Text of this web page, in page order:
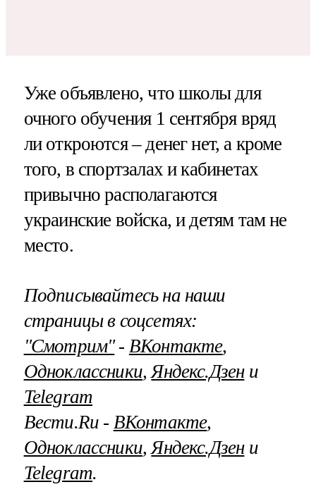
Уже объявлено, что школы для
очного обучения 1 сентября вряд
ли откроются – денег нет, а кроме
того, в спортзалах и кабинетах
привычно располагаются
украинские войска, и детям там не
место.
Подписывайтесь на наши
страницы в соцсетях:
"Смотрим"‐ ВКонтакте,
Одноклассники,Яндекс.Дзени
Telegram
Вести.Ru ‐ ВКонтакте,
Одноклассники,Яндекс.Дзени
Telegram.